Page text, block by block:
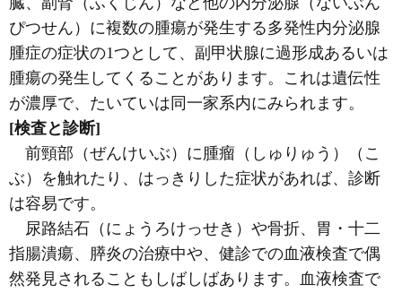
ぴつせん）に複数の腫瘍が発生する多発性内分泌腺
腫症の症状の1つとして、副甲状腺に過形成あるいは
腫瘍の発生してくることがあります。これは遺伝性
が濃厚で、たいていは同一家系内にみられます。
[検査と診断]
前頸部（ぜんけいぶ）に腫瘤（しゅりゅう）（こ
ぶ）を触れたり、はっきりした症状があれば、診断
は容易です。
尿路結石（にょうろけっせき）や骨折、胃・十二
指腸潰瘍、膵炎の治療中や、健診での血液検査で偶
然発見されることもしばしばあります。血液検査で